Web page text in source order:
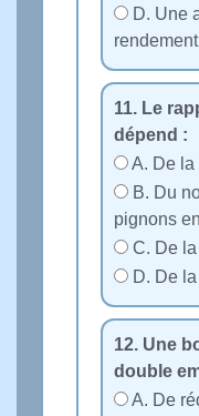
D. Une
rendement
11. Le
dépend :
A. De la
B. Du
pignons
C. De
D. De
12. Une
double
A. De